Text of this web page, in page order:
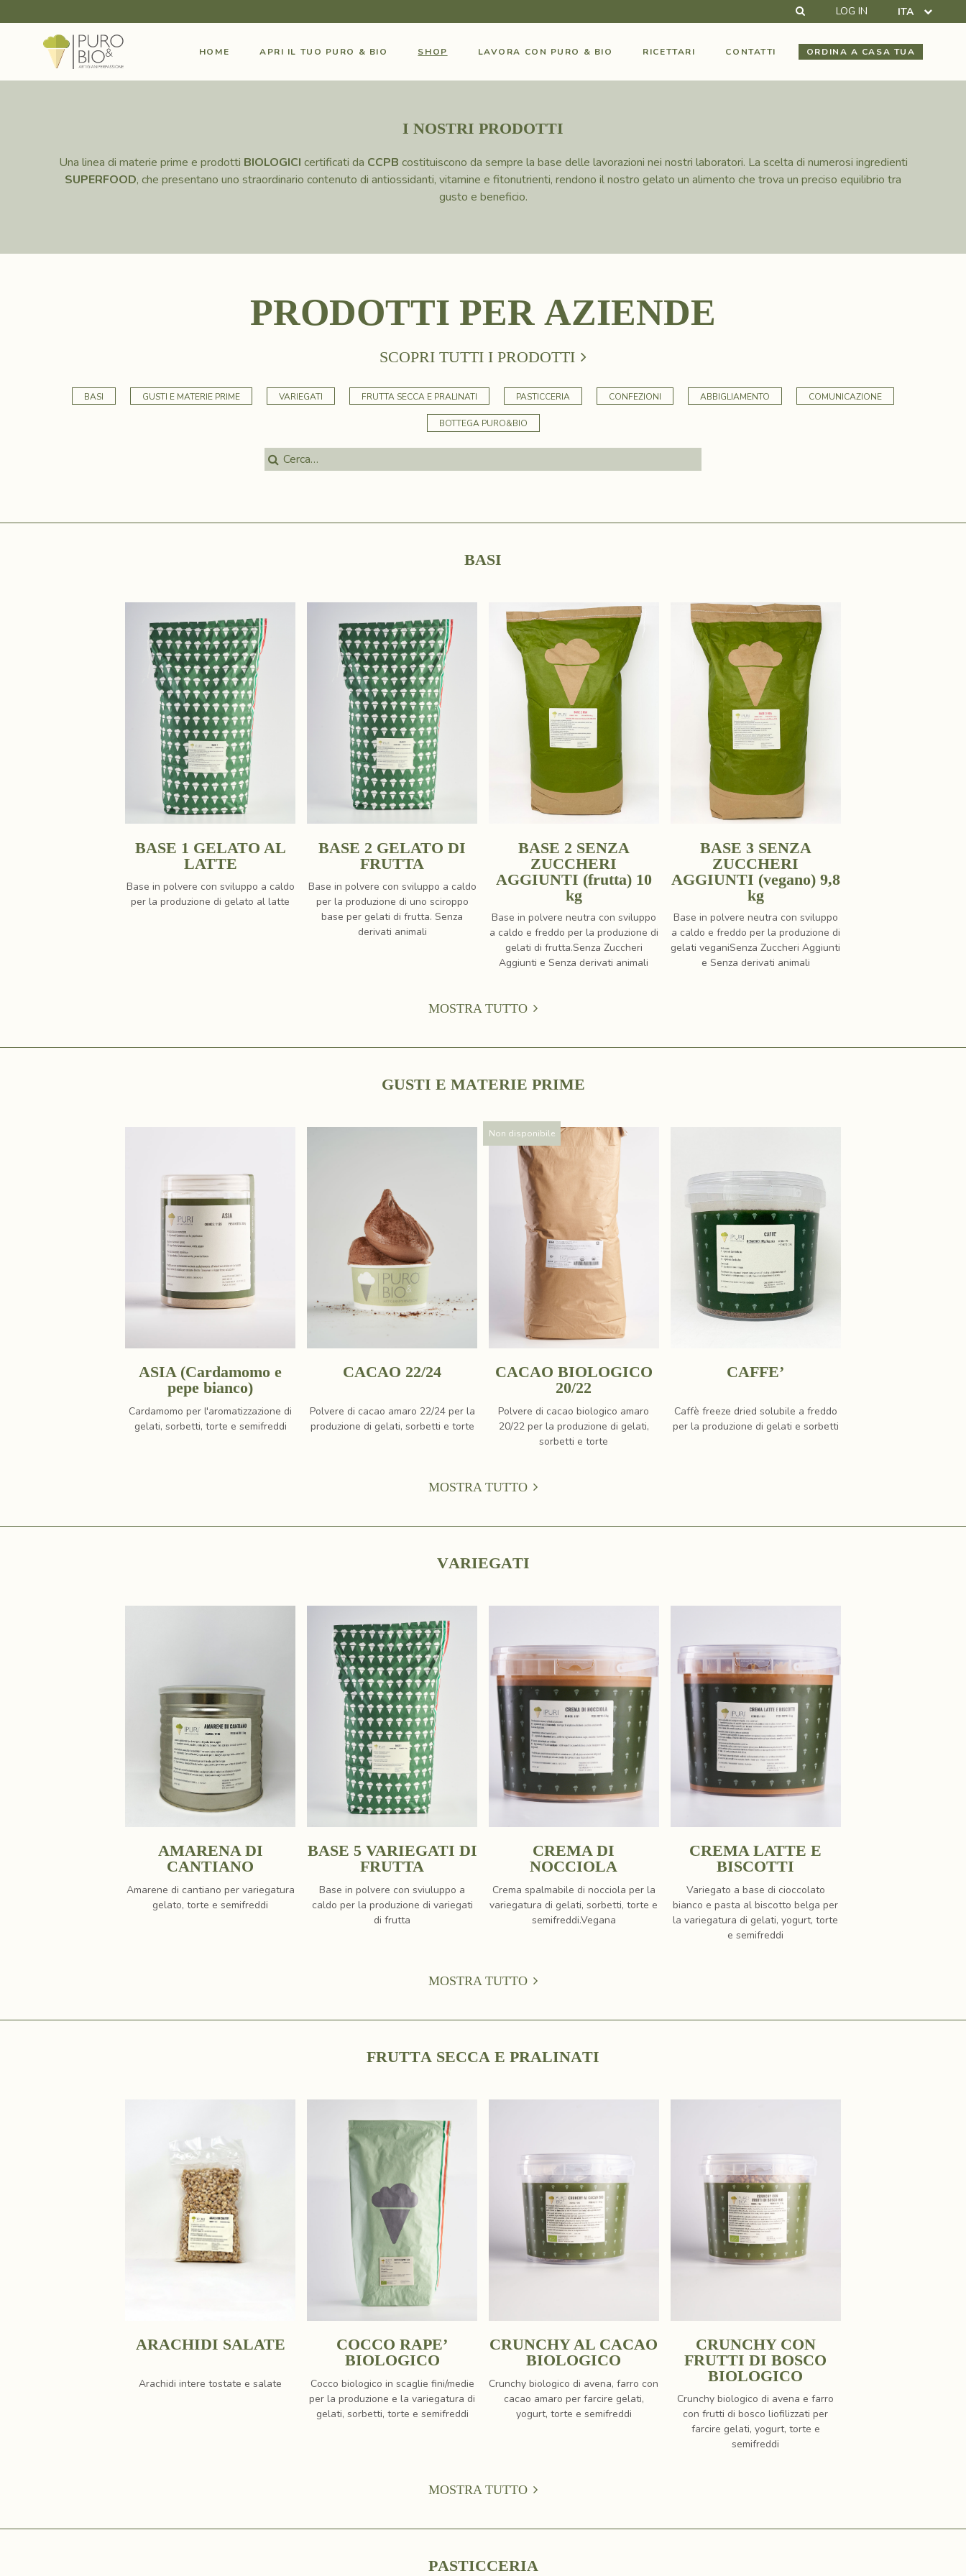
CERCALOG IN ITA
HOME APRI IL TUO PURO & BIO SHOP LAVORA CON PURO & BIO RICETTARI CONTATTI ORDINA A CASA TUA
I NOSTRI PRODOTTI
Una linea di materie prime e prodotti BIOLOGICI certificati da CCPB costituiscono da sempre la base delle lavorazioni nei nostri laboratori. La scelta di numerosi ingredienti
SUPERFOOD, che presentano uno straordinario contenuto di antiossidanti, vitamine e fitonutrienti, rendono il nostro gelato un alimento che trova un preciso equilibrio tra
gusto e beneficio.
PRODOTTI PER AZIENDE
SCOPRI TUTTI I PRODOTTI
BASI GUSTI E MATERIE PRIME VARIEGATI FRUTTA SECCA E PRALINATI PASTICCERIA CONFEZIONI ABBIGLIAMENTO COMUNICAZIONE
BOTTEGA PURO&BIO
BASI
BASE 1 GELATO AL
LATTE
Base in polvere con sviluppo a caldo
per la produzione di gelato al latte
BASE 2 GELATO DI
FRUTTA
Base in polvere con sviluppo a caldo
per la produzione di uno sciroppo
base per gelati di frutta. Senza
derivati animali
BASE 2 SENZA
ZUCCHERI
AGGIUNTI (frutta) 10
kg
Base in polvere neutra con sviluppo
a caldo e freddo per la produzione di
gelati di frutta.Senza Zuccheri
Aggiunti e Senza derivati animali
BASE 3 SENZA
ZUCCHERI
AGGIUNTI (vegano) 9,8
kg
Base in polvere neutra con sviluppo
a caldo e freddo per la produzione di
gelati veganiSenza Zuccheri Aggiunti
e Senza derivati animali
MOSTRA TUTTO
GUSTI E MATERIE PRIME
ASIA (Cardamomo e
pepe bianco)
Cardamomo per l'aromatizzazione di
gelati, sorbetti, torte e semifreddi
CACAO 22/24
Polvere di cacao amaro 22/24 per la
produzione di gelati, sorbetti e torte
Non disponibile
CACAO BIOLOGICO
20/22
Polvere di cacao biologico amaro
20/22 per la produzione di gelati,
sorbetti e torte
CAFFE’
Caffè freeze dried solubile a freddo
per la produzione di gelati e sorbetti
MOSTRA TUTTO
VARIEGATI
AMARENA DI
CANTIANO
Amarene di cantiano per variegatura
gelato, torte e semifreddi
BASE 5 VARIEGATI DI
FRUTTA
Base in polvere con sviuluppo a
caldo per la produzione di variegati
di frutta
CREMA DI
NOCCIOLA
Crema spalmabile di nocciola per la
variegatura di gelati, sorbetti, torte e
semifreddi.Vegana
CREMA LATTE E
BISCOTTI
Variegato a base di cioccolato
bianco e pasta al biscotto belga per
la variegatura di gelati, yogurt, torte
e semifreddi
MOSTRA TUTTO
FRUTTA SECCA E PRALINATI
ARACHIDI SALATE
Arachidi intere tostate e salate
COCCO RAPE’
BIOLOGICO
Cocco biologico in scaglie fini/medie
per la produzione e la variegatura di
gelati, sorbetti, torte e semifreddi
CRUNCHY AL CACAO
BIOLOGICO
Crunchy biologico di avena, farro con
cacao amaro per farcire gelati,
yogurt, torte e semifreddi
CRUNCHY CON
FRUTTI DI BOSCO
BIOLOGICO
Crunchy biologico di avena e farro
con frutti di bosco liofilizzati per
farcire gelati, yogurt, torte e
semifreddi
MOSTRA TUTTO
PASTICCERIA